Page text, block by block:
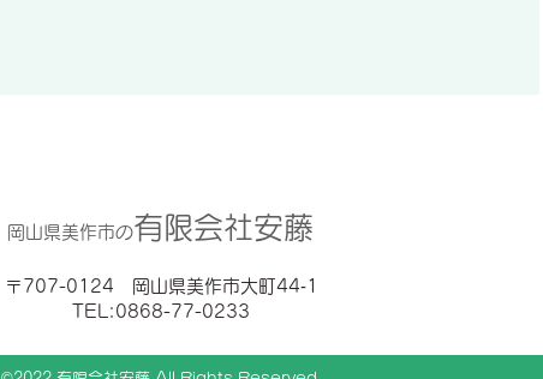
岡山県美作市の有限会社安藤
〒707-0124 岡山県美作市大町44‐1
​TEL:0868-77-0233